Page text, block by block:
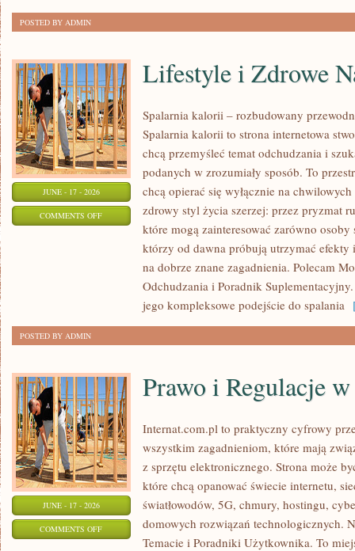
POSTED BY ADMIN
JUNE - 17 - 2026
COMMENTS OFFON
LIFESTYLE
Lifestyle i Zdrowe
Spalarnia kalorii – rozbudowany
Spalarnia kalorii to strona internetowa
chcą przemyśleć temat odchudzania i
podanych w zrozumiały sposób. To
chcą opierać się wyłącznie na
zdrowy styl życia szerzej: przez pryzmat
które mogą zainteresować zarówno
którzy od dawna próbują utrzymać efekty
na dobrze znane zagadnienia. Polecam
Odchudzania i Poradnik
jego kompleksowe podejście do spalania
POSTED BY ADMIN
JUNE - 17 - 2026
COMMENTS OFFON
Prawo i Regulacje
Internat.com.pl to praktyczny cyfrowy
wszystkim zagadnieniom, które mają
z sprzętu elektronicznego. Strona może
które chcą opanować świecie internetu,
światłowodów, 5G, chmury, hostingu,
domowych rozwiązań technologicznych.
Temacie i Poradniki Użytkownika. To